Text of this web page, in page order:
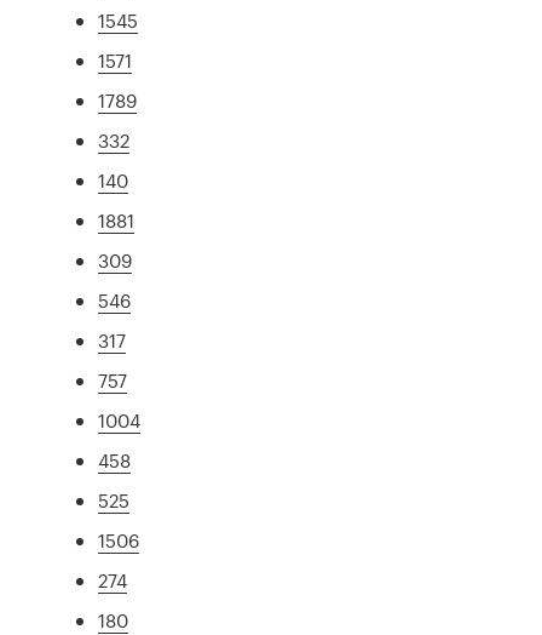
1545
1571
1789
332
140
1881
309
546
317
757
1004
458
525
1506
274
180